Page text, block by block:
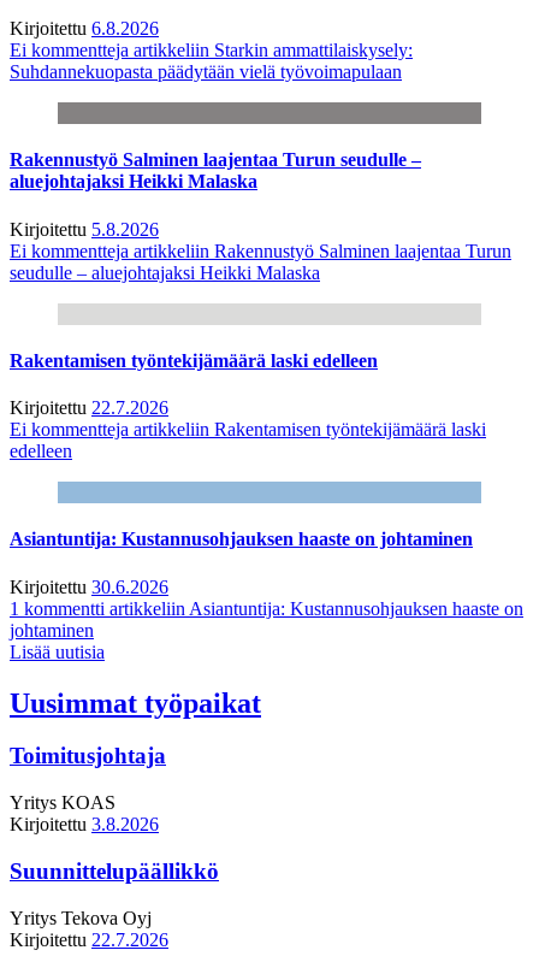
Kirjoitettu 6.8.2026
Ei kommentteja artikkeliin Starkin ammattilaiskysely:
Suhdannekuopasta päädytään vielä työvoimapulaan
Rakennustyö Salminen laajentaa Turun seudulle –
aluejohtajaksi Heikki Malaska
Kirjoitettu 5.8.2026
Ei kommentteja artikkeliin Rakennustyö Salminen laajentaa Turun
seudulle – aluejohtajaksi Heikki Malaska
Rakentamisen työntekijämäärä laski edelleen
Kirjoitettu 22.7.2026
Ei kommentteja artikkeliin Rakentamisen työntekijämäärä laski
edelleen
Asiantuntija: Kustannusohjauksen haaste on johtaminen
Kirjoitettu 30.6.2026
1 kommentti artikkeliin Asiantuntija: Kustannusohjauksen haaste on
johtaminen
Lisää uutisia
Uusimmat työpaikat
Toimitusjohtaja
Yritys KOAS
Kirjoitettu 3.8.2026
Suunnittelupäällikkö
Yritys Tekova Oyj
Kirjoitettu 22.7.2026